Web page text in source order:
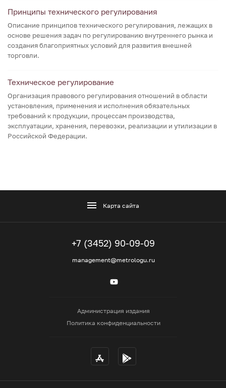
Принципы технического регулирования
Описание принципов технического регулирования, лежащих в
основе решения задач по регулированию внутреннего рынка и
создания благоприятных условий для развития внешней
торговли.
Техническое регулирование
Организация правового регулирования отношений в области
установления, применения и исполнения обязательных
требований к продукции, процессам производства,
эксплуатации, хранения, перевозки, реализации и утилизации в
Российской Федерации.
Карта сайта
+7 (3452) 90-09-09
management@metrologu.ru
Администрация издания
Политика конфиденциальности